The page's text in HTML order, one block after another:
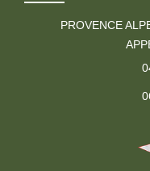
PROVENCE